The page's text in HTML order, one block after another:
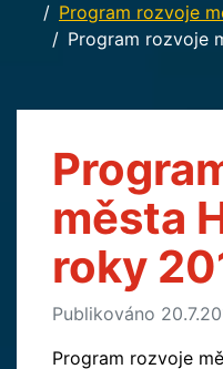
Program rozvoje
Program rozvoje
města
roky
Publikováno
Program rozvoje